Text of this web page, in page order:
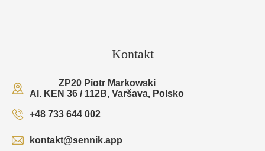
Kontakt
ZP20 Piotr Markowski
Al. KEN 36 / 112B, Varšava, Polsko
+48 733 644 002
kontakt@sennik.app